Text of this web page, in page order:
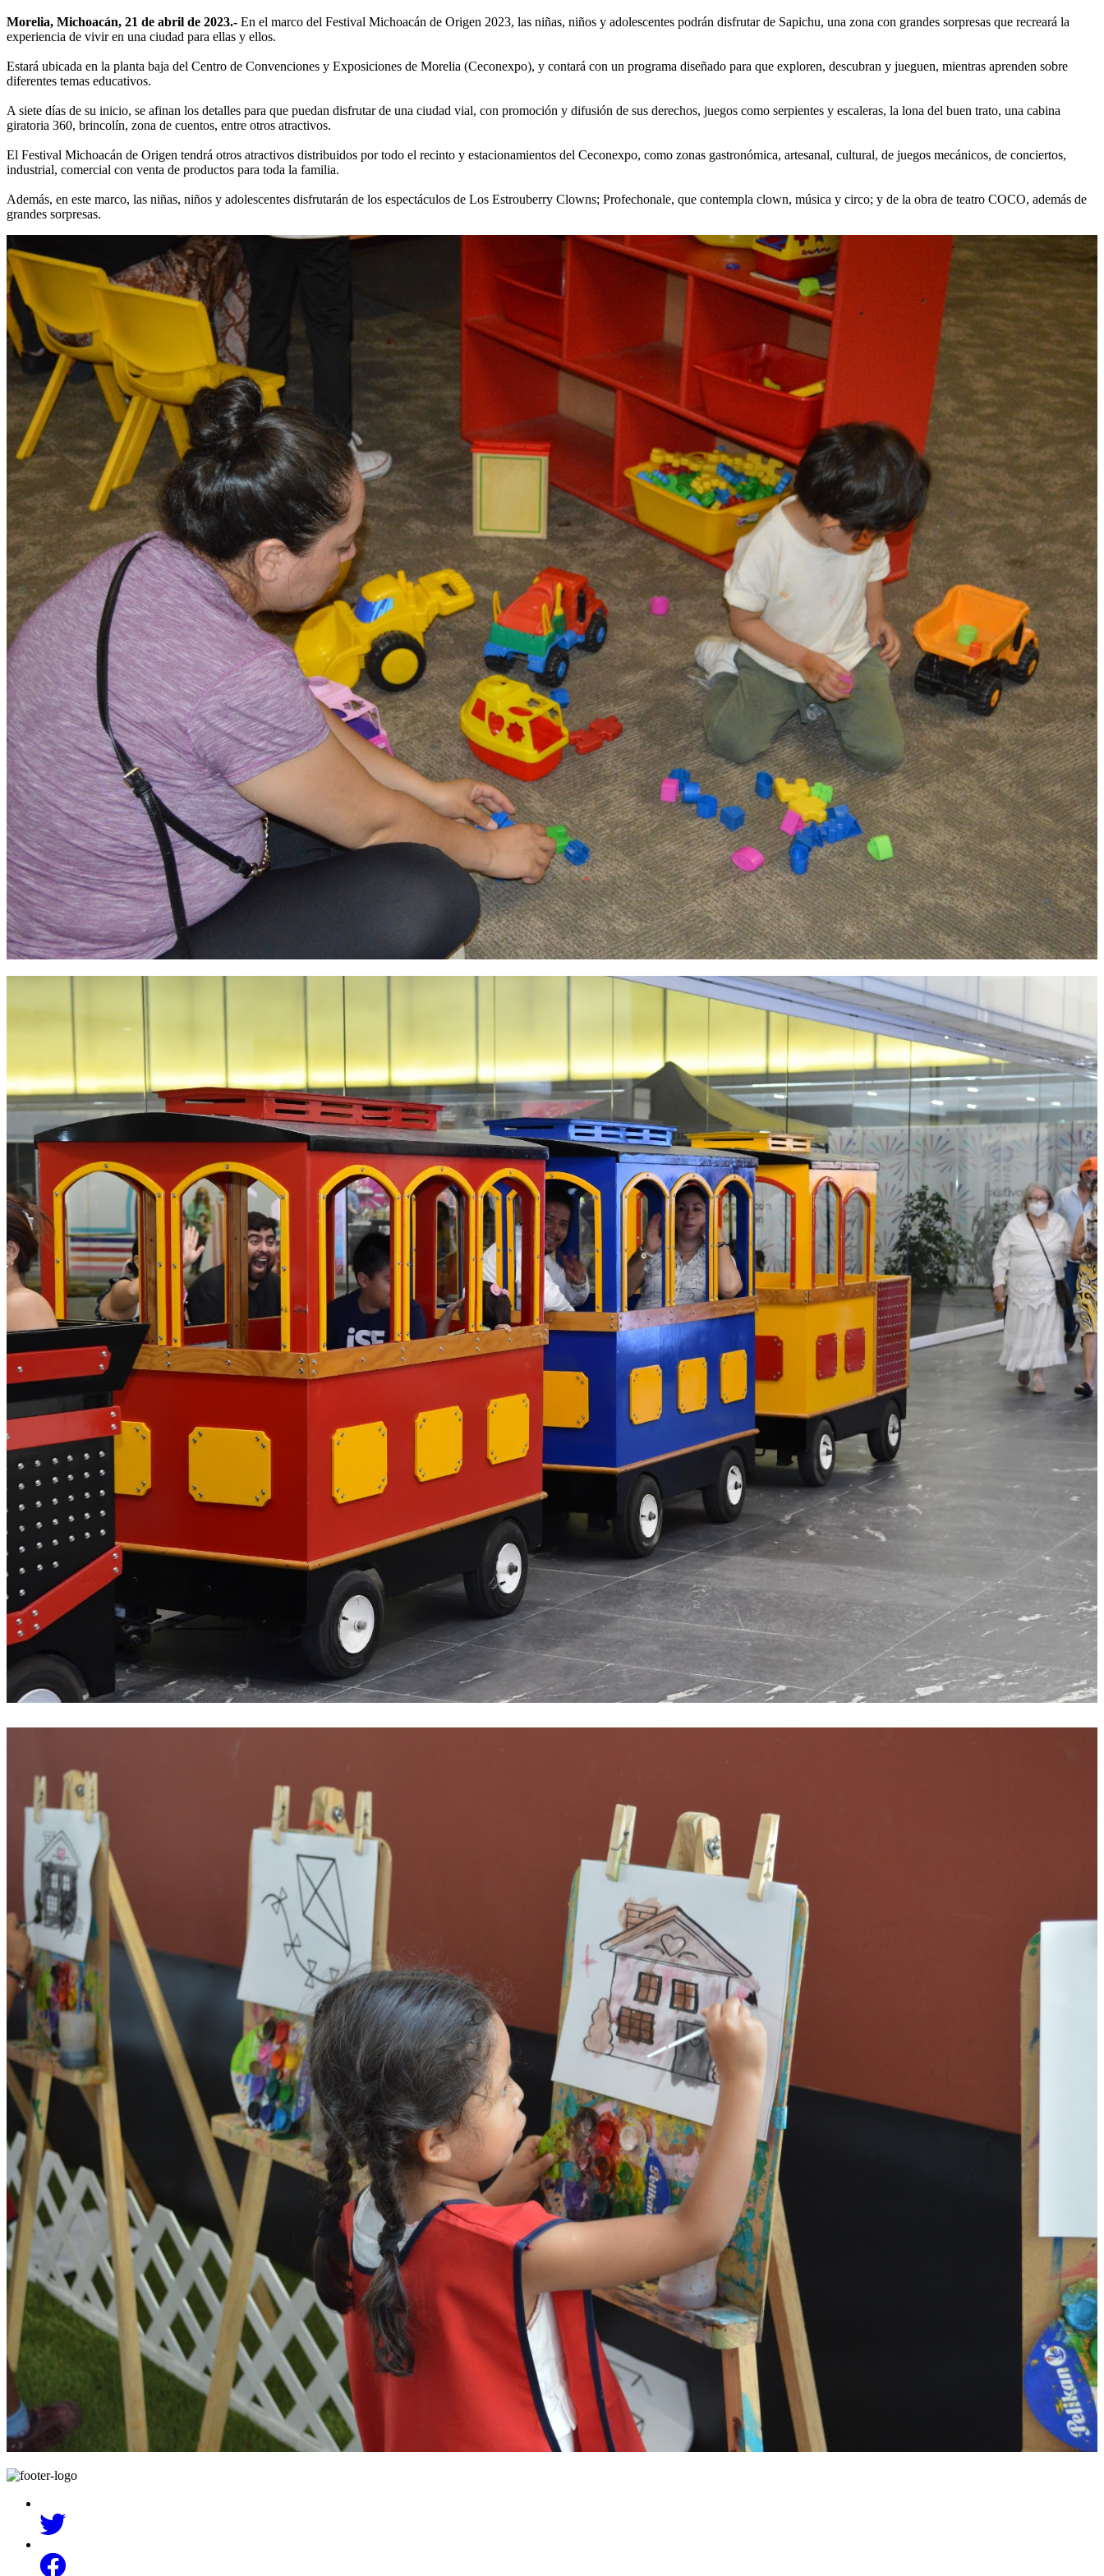
Morelia, Michoacán, 21 de abril de 2023.- En el marco del Festival Michoacán de Origen 2023, las niñas, niños y adolescentes podrán disfrutar de Sapichu, una zona con grandes sorpresas que recreará la
experiencia de vivir en una ciudad para ellas y ellos.
Estará ubicada en la planta baja del Centro de Convenciones y Exposiciones de Morelia (Ceconexpo), y contará con un programa diseñado para que exploren, descubran y jueguen, mientras aprenden sobre
diferentes temas educativos.
A siete días de su inicio, se afinan los detalles para que puedan disfrutar de una ciudad vial, con promoción y difusión de sus derechos, juegos como serpientes y escaleras, la lona del buen trato, una cabina
giratoria 360, brincolín, zona de cuentos, entre otros atractivos.
El Festival Michoacán de Origen tendrá otros atractivos distribuidos por todo el recinto y estacionamientos del Ceconexpo, como zonas gastronómica, artesanal, cultural, de juegos mecánicos, de conciertos,
industrial, comercial con venta de productos para toda la familia.
Además, en este marco, las niñas, niños y adolescentes disfrutarán de los espectáculos de Los Estrouberry Clowns; Profechonale, que contempla clown, música y circo; y de la obra de teatro COCO, además de
grandes sorpresas.